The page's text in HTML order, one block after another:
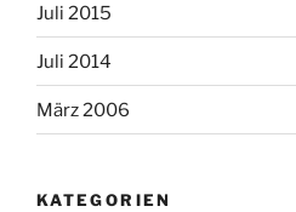
Juli 2015
Juli 2014
März 2006
KATEGORIEN